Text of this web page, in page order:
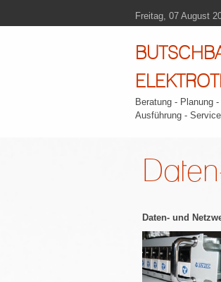
Freitag, 07 August
Beratung - Planung -
Ausführung - Service
Daten- und